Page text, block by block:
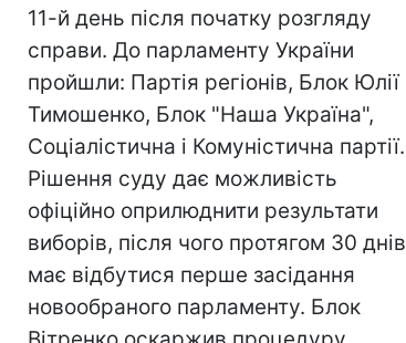
11-й день після початку розгляду
справи. До парламенту України
пройшли: Партія регіонів, Блок Юлії
Тимошенко, Блок "Наша Україна",
Соціалістична і Комуністична партії.
Рішення суду дає можливість
офіційно оприлюднити результати
виборів, після чого протягом 30 днів
має відбутися перше засідання
новообраного парламенту. Блок